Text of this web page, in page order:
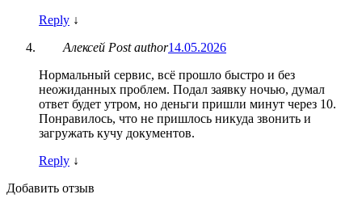
Reply ↓
Алексей Post author14.05.2026
Нормальный сервис, всё прошло быстро и без
неожиданных проблем. Подал заявку ночью, думал
ответ будет утром, но деньги пришли минут через 10.
Понравилось, что не пришлось никуда звонить и
загружать кучу документов.
Reply ↓
Добавить отзыв